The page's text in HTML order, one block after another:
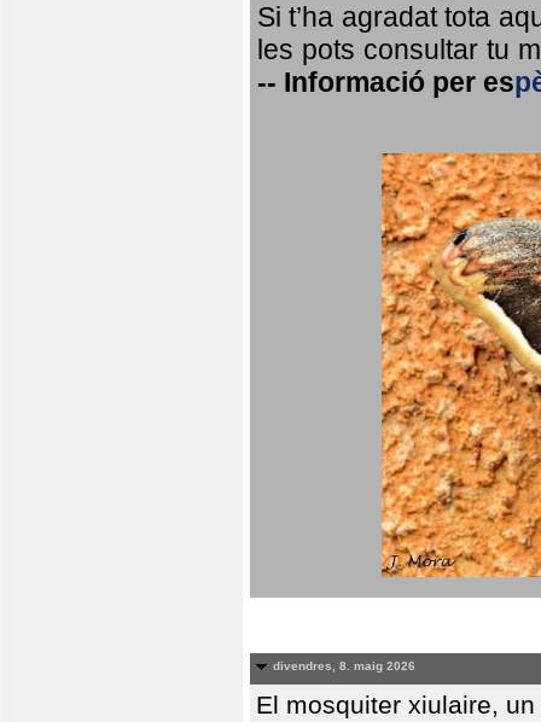
Si t’ha agradat tota
les pots consultar tu
-- Informació per es
divendres, 8. maig 2026
El mosquiter xiulaire,